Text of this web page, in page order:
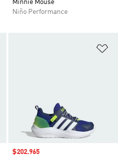
Minnie Mouse
Niño Performance
Precio de venta
$202.965